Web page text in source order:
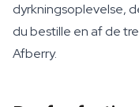
dyrkningsoplevelse,
du bestille en af de
Afberry.